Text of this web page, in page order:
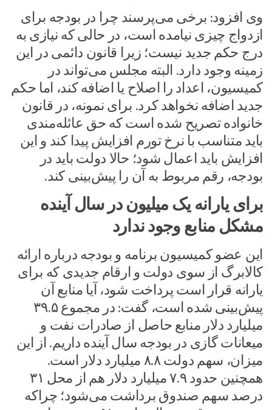
وی افزود: برخی می‌پرسند چرا در بودجه برای
ازدواج چیزی نیامده است، در حالی که نیازی به
درج حکم جدید نیست؛ زیرا قانون دائمی در این
زمینه وجود دارد. البته مجلس می‌تواند در
کمیسیون، اعداد را اصلاح یا اضافه کند، اما حکم
جدید اضافه نخواهد کرد. برای نمونه، در قانون
خانواده تصریح شده است که حق عائله‌مندی
باید متناسب با نرخ تورم افزایش پیدا کند و این
افزایش باید اعمال شود؛ حالا دولت باید در
بودجه، رقم مربوط به آن را پیش‌بینی کند.
برای یارانه یک میلیون در سال آینده
مشکل منابع وجود ندارد
این عضو کمیسیون برنامه و بودجه درباره ارائه
کالابرگ از سوی دولت و ارقام جدیدی که برای
یارانه قرار است پرداخت شود، آیا منابع آن
پیش‌بینی شده است، گفت: در مجموع ۳۹.۵
میلیارد دلار منابع حاصل از صادرات نفت و
میعانات گازی در بودجه سال آینده داریم. از این
میزان، سهم دولت ۸.۸ میلیارد دلار است.
همچنین حدود ۷.۹ میلیارد دلار هم از محل ۳۱
درصد سهم صندوق برداشت می‌شود؛ چراکه